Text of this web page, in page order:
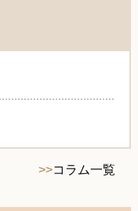
>>コラム一覧